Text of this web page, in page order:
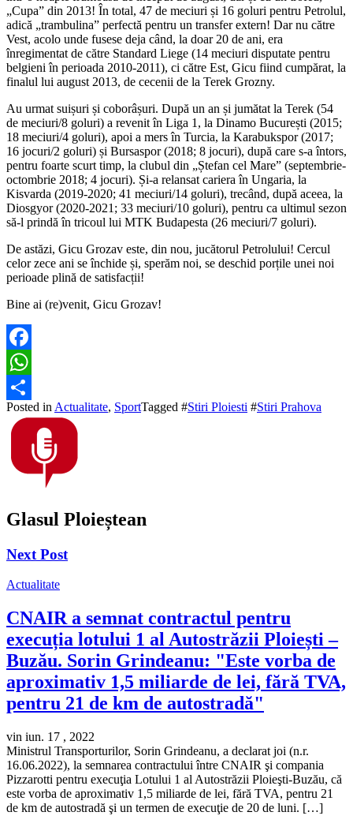
„Cupa” din 2013! În total, 47 de meciuri și 16 goluri pentru Petrolul,
adică „trambulina” perfectă pentru un transfer extern! Dar nu către
Vest, acolo unde fusese deja când, la doar 20 de ani, era
înregimentat de către Standard Liege (14 meciuri disputate pentru
belgieni în perioada 2010-2011), ci către Est, Gicu fiind cumpărat, la
finalul lui august 2013, de cecenii de la Terek Grozny.
Au urmat suișuri și coborâșuri. După un an și jumătat la Terek (54
de meciuri/8 goluri) a revenit în Liga 1, la Dinamo București (2015;
18 meciuri/4 goluri), apoi a mers în Turcia, la Karabukspor (2017;
16 jocuri/2 goluri) și Bursaspor (2018; 8 jocuri), după care s-a întors,
pentru foarte scurt timp, la clubul din „Ștefan cel Mare” (septembrie-
octombrie 2018; 4 jocuri). Și-a relansat cariera în Ungaria, la
Kisvarda (2019-2020; 41 meciuri/14 goluri), trecând, după aceea, la
Diosgyor (2020-2021; 33 meciuri/10 goluri), pentru ca ultimul sezon
să-l prindă în tricoul lui MTK Budapesta (26 meciuri/7 goluri).
De astăzi, Gicu Grozav este, din nou, jucătorul Petrolului! Cercul
celor zece ani se închide și, sperăm noi, se deschid porțile unei noi
perioade plină de satisfacții!
Bine ai (re)venit, Gicu Grozav!
Facebook
WhatsApp
Partajează
Posted in Actualitate, SportTagged #Stiri Ploiesti #Stiri Prahova
Glasul Ploieștean
Next Post
Actualitate
CNAIR a semnat contractul pentru
execuția lotului 1 al Autostrăzii Ploiești –
Buzău. Sorin Grindeanu: "Este vorba de
aproximativ 1,5 miliarde de lei, fără TVA,
pentru 21 de km de autostradă"
vin iun. 17 , 2022
Ministrul Transporturilor, Sorin Grindeanu, a declarat joi (n.r.
16.06.2022), la semnarea contractului între CNAIR şi compania
Pizzarotti pentru execuţia Lotului 1 al Autostrăzii Ploieşti-Buzău, că
este vorba de aproximativ 1,5 miliarde de lei, fără TVA, pentru 21
de km de autostradă şi un termen de execuţie de 20 de luni. […]